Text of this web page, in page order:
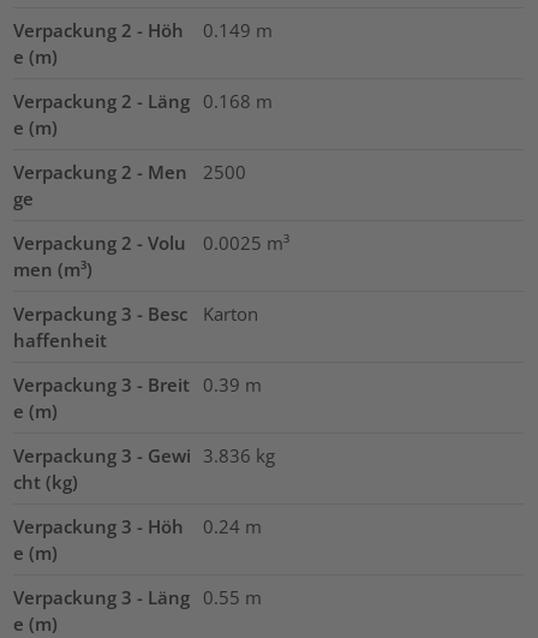
Verpackung 2 - Höh
e (m)
0.149 m
Verpackung 2 - Läng
e (m)
0.168 m
Verpackung 2 - Men
ge
2500
Verpackung 2 - Volu
men (m³)
0.0025 m³
Verpackung 3 - Besc
haffenheit
Karton
Verpackung 3 - Breit
e (m)
0.39 m
Verpackung 3 - Gewi
cht (kg)
3.836 kg
Verpackung 3 - Höh
e (m)
0.24 m
Verpackung 3 - Läng
e (m)
0.55 m